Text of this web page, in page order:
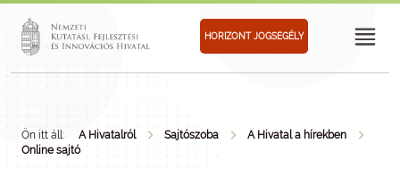
HORIZONT JOGSEGÉLY
Ön itt áll: A Hivatalról Sajtószoba
A Hivatal a hírekben
Online sajtó